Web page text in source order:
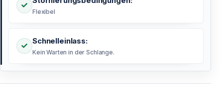
Flexibel
Schnelleinlass:
Kein Warten in der Schlange.